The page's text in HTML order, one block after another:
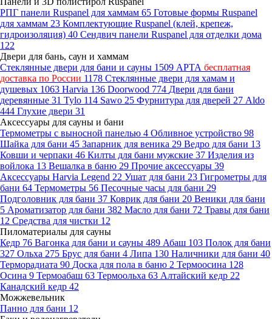
РПГ панели Ruspanel для хаммам 65 Готовые формы Ruspanel
для хаммам 23 Комплектующие Ruspanel (клей, крепеж,
гидроизоляция) 40 Сендвич панели Ruspanel для отделки дома
122
Двери для бань, саун и хаммам
Стеклянные двери для бани и сауны 1509 АРТА бесплатная
доставка по России 1178 Стеклянные двери для хамам и
душевых 1063 Harvia 136 Doorwood 774 Двери для бани
деревянные 31 Tylo 114 Sawo 25 Фурнитура для дверей 27 Aldo
444 Глухие двери 31
Аксессуары для сауны и бани
Термометры с выносной панелью 4 Обливное устройство 98
Шайка для бани 45 Запарник для веника 29 Ведро для бани 13
Ковши и черпаки 46 Килты для бани мужские 37 Изделия из
войлока 13 Вешалка в баню 29 Прочие аксессуары 39
Аксессуары Harvia Legend 22 Ушат для бани 23 Гигрометры для
бани 64 Термометры 56 Песочные часы для бани 29
Подголовник для бани 37 Коврик для бани 20 Веники для бани
5 Ароматизатор для бани 382 Масло для бани 72 Травы для бани
12 Средства для чистки 12
Пиломатериалы для сауны
Кедр 76 Вагонка для бани и сауны 489 Абаш 103 Полок для бани
327 Ольха 275 Брус для бани 4 Липа 130 Наличники для бани 40
Терморадиата 90 Доска для пола в баню 2 Термоосина 128
Осина 9 Термоабаш 63 Термоольха 63 Алтайский кедр 22
Канадский кедр 42
Можжевельник
Панно для бани 12